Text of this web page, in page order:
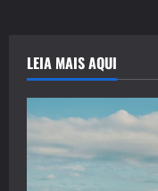
LEIA MAIS AQUI